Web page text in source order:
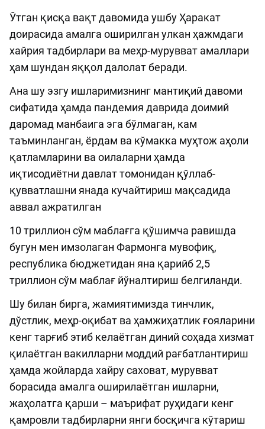
Ўтган қисқа вақт давомида ушбу Ҳаракат
доирасида амалга оширилган улкан ҳажмдаги
хайрия тадбирлари ва меҳр-мурувват амаллари
ҳам шундан яққол далолат беради.
Ана шу эзгу ишларимизнинг мантиқий давоми
сифатида ҳамда пандемия даврида доимий
даромад манбаига эга бўлмаган, кам
таъминланган, ёрдам ва кўмакка муҳтож аҳоли
қатламларини ва оилаларни ҳамда
иқтисодиётни давлат томонидан қўллаб-
қувватлашни янада кучайтириш мақсадида
аввал ажратилган
10 триллион сўм маблағга қўшимча равишда
бугун мен имзолаган Фармонга мувофиқ,
республика бюджетидан яна қарийб 2,5
триллион сўм маблағ йўналтириш белгиланди.
Шу билан бирга, жамиятимизда тинчлик,
дўстлик, меҳр-оқибат ва ҳамжиҳатлик ғояларини
кенг тарғиб этиб келаётган диний соҳада хизмат
қилаётган вакилларни моддий рағбатлантириш
ҳамда жойларда хайру саховат, мурувват
борасида амалга оширилаётган ишларни,
жаҳолатга қарши – маърифат руҳидаги кенг
қамровли тадбирларни янги босқичга кўтариш